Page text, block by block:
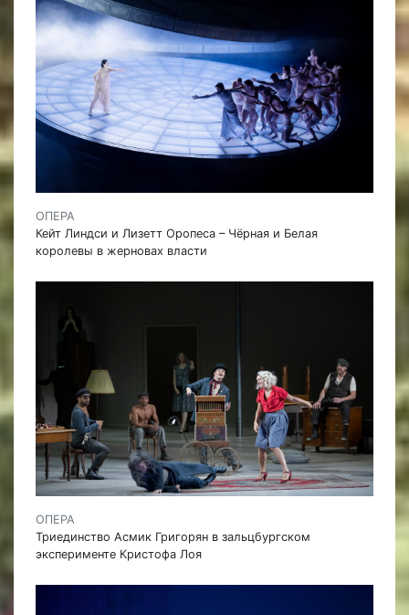
ОПЕРА
Кейт Линдси и Лизетт Оропеса – Чёрная и Белая
королевы в жерновах власти
ОПЕРА
Триединство Асмик Григорян в зальцбургском
эксперименте Кристофа Лоя